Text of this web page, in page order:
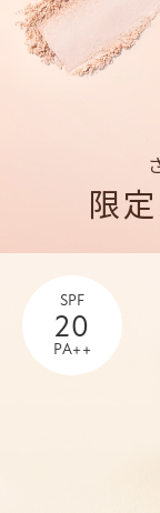
限
SPF
20
PA++